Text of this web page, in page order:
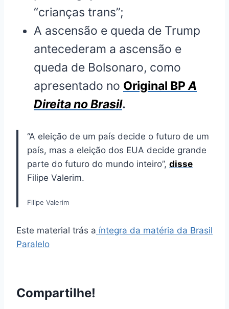
“crianças trans”;
A ascensão e queda de Trump
antecederam a ascensão e
queda de Bolsonaro, como
apresentado no Original BPA
Direita no Brasil.
“A eleição de um país decide o futuro de um
país, mas a eleição dos EUA decide grande
parte do futuro do mundo inteiro”, disse
Filipe Valerim.
Filipe Valerim
Este material trás a íntegra da matéria da Brasil
Paralelo
Compartilhe!